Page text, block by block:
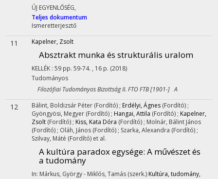
ÚJ EGYENLŐSÉG,
Teljes dokumentum
Ismeretterjesztő
11 Kapelner, Zsolt
Absztrakt munka és strukturális uralom
KELLÉK : 59 pp. 59-74. , 16 p. (2018)
Tudományos
Filozófiai Tudományos Bizottság II. FTO FTB [1901-] A
12 Bálint, Boldizsár Péter (Fordító) ; Erdélyi, Ágnes (Fordító) ;
Gyöngyösi, Megyer (Fordító) ; Hangai, Attila (Fordító) ; Kapelner,
Zsolt (Fordító) ; Kiss, Kata Dóra (Fordító) ; Molnár, Bálint János
(Fordító) ; Oláh, János (Fordító) ; Szarka, Alexandra (Fordító) ;
Szilvay, Máté (Fordító) et al.
A kultúra paradox egysége: A művészet és
a tudomány
In: Márkus, György - Miklós, Tamás (szerk.) Kultúra, tudomány,